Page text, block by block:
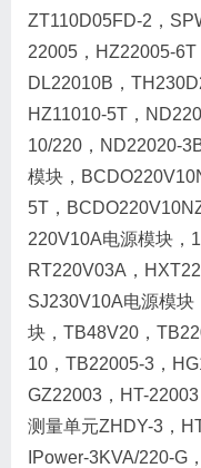
ZT110D05FD-2，
22005，HZ22005-6T
DL22010B，
HZ11010-5T，
10/220，ND22020-
模块，
5T，
220V10A电源模块，
RT220V03A，
SJ230V10A电源模
块，TB48V20，
10，TB22005-3，
GZ22003，HT-
测量单元ZHDY-3，
IPower-3KVA/220-G